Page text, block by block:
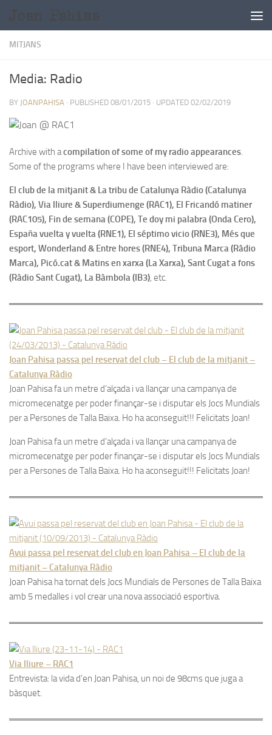
MITJANS
Media: Radio
BY JOANPAHISA · PUBLISHED 08/01/2015 · UPDATED 02/02/2019
Archive with acompilation of some of my radio appearances.
Some of the programs where I have been interviewed are:
El club de la mitjanit & La tribu de Catalunya Ràdio (Catalunya
Ràdio), Via lliure & Superdiumenge (RAC1), El Fricandó matiner
(RAC105), Fin de semana (COPE), Te doy mi palabra (Onda Cero),
España vuelta y vuelta (RNE1), El séptimo vicio (RNE3), Més que
esport, Wonderland & Entre hores (RNE4), Tribuna Marca (Ràdio
Marca), Picó.cat & Matins en xarxa (La Xarxa), Sant Cugat a fons
(Ràdio Sant Cugat), La Bàmbola (IB3), etc.
Joan Pahisa passa pel reservat del club – El club de la mitjanit –
Catalunya Ràdio
Joan Pahisa fa un metre d’alçada i va llançar una campanya de
micromecenatge per poder finançar-se i disputar els Jocs Mundials
per a Persones de Talla Baixa. Ho ha aconseguit!!! Felicitats Joan!
Joan Pahisa fa un metre d’alçada i va llançar una campanya de
micromecenatge per poder finançar-se i disputar els Jocs Mundials
per a Persones de Talla Baixa. Ho ha aconseguit!!! Felicitats Joan!
Avui passa pel reservat del club en Joan Pahisa – El club de la
mitjanit – Catalunya Ràdio
Joan Pahisa ha tornat dels Jocs Mundials de Persones de Talla Baixa
amb 5 medalles i vol crear una nova associació esportiva.
Via lliure – RAC1
Entrevista: la vida d’en Joan Pahisa, un noi de 98cms que juga a
bàsquet.